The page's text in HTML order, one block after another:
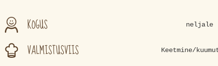
KOGUS neljale
VALMISTUSVIIS Keetmine/